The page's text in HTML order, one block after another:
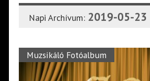
Napi Archívum: 2019-05-23
Muzsikáló Fotóalbum